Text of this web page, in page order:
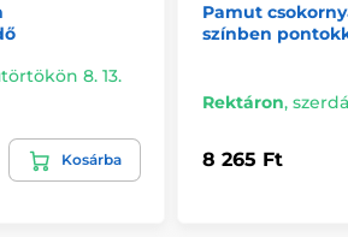
8. 13.
Kosárba
Pamut
színben
Rektáron,
8 265 Ft